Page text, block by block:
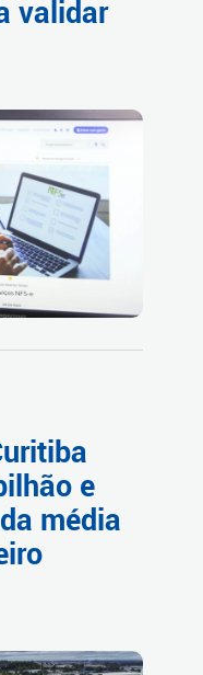
validar
e
média